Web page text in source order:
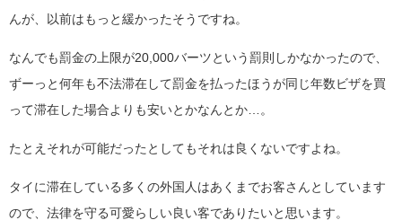
んが、以前はもっと緩かったそうですね。
なんでも罰金の上限が20,000バーツという罰則しかなかったので、
ずーっと何年も不法滞在して罰金を払ったほうが同じ年数ビザを買
って滞在した場合よりも安いとかなんとか…。
たとえそれが可能だったとしてもそれは良くないですよね。
タイに滞在している多くの外国人はあくまでお客さんとしています
ので、法律を守る可愛らしい良い客でありたいと思います。